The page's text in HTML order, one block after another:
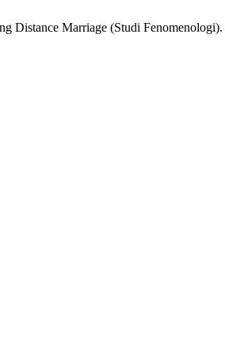
Distance Marriage (Studi Fenomenologi).